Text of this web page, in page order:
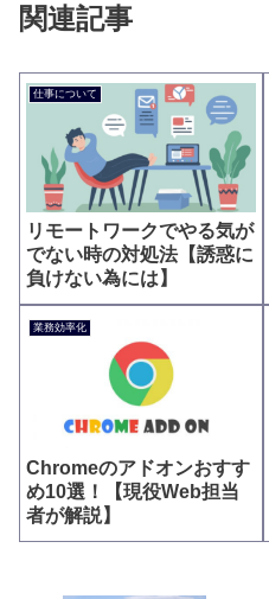
関連記事
仕事について
リモートワークでやる気が
でない時の対処法【誘惑に
負けない為には】
業務効率化
Chromeのアドオンおすす
め10選！【現役Web担当
者が解説】